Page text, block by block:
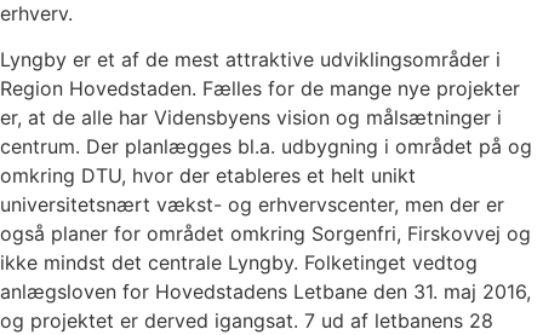
erhverv.
Lyngby er et af de mest attraktive udviklingsområder i
Region Hovedstaden. Fælles for de mange nye projekter
er, at de alle har Vidensbyens vision og målsætninger i
centrum. Der planlægges bl.a. udbygning i området på og
omkring DTU, hvor der etableres et helt unikt
universitetsnært vækst- og erhvervscenter, men der er
også planer for området omkring Sorgenfri, Firskovvej og
ikke mindst det centrale Lyngby. Folketinget vedtog
anlægsloven for Hovedstadens Letbane den 31. maj 2016,
og projektet er derved igangsat. 7 ud af letbanens 28